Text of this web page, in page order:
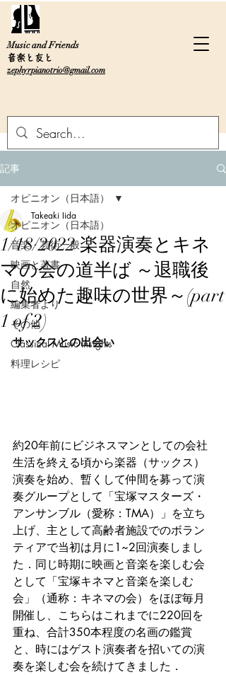
Music and Friends
音楽と友と
zephyrpianotrio@gmail.com
記事
オピニオン（日本語）
音楽・芸術一般
映画と著書
自然
編集者より
その他
Classical Music Insights
料理レシピ
オピニオン（日本語）
1/18/2022 楽器演奏とキネ
マの会の道半ば ～退職後
に始めた趣味の世界～(part
1 of 2)
Takeaki Iida
サックスとの出会い
約20年前にビジネスマンとしての会社
生活を終える頃から楽器（サックス）
演奏を始め、暫くして仲間を募って演
奏グループとして「宝塚マスターズ・
アンサンブル（愛称：TMA）」を立ち
上げ、主として高齢者施設でのボラン
ティアで当初は月に1~2回演奏しまし
た．同じ時期に映画と音楽を楽しむ会
として「宝塚キネマと音楽を楽しむ
会」（通称：キネマの会）をほぼ毎月
開催し、こちらはこれまでに220回を
重ね、合計350本程度の名画の鑑賞
と、時にはゲスト演奏者を招いての演
奏を楽しむ会を続けてきました．